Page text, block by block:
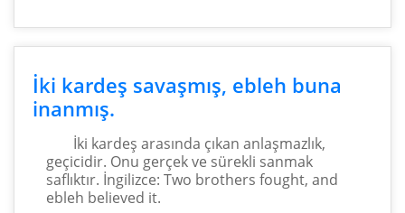
İki kardeş savaşmış, ebleh buna
inanmış.
İki kardeş arasında çıkan anlaşmazlık,
geçicidir. Onu gerçek ve sürekli sanmak
saflıktır. İngilizce: Two brothers fought, and
ebleh believed it.